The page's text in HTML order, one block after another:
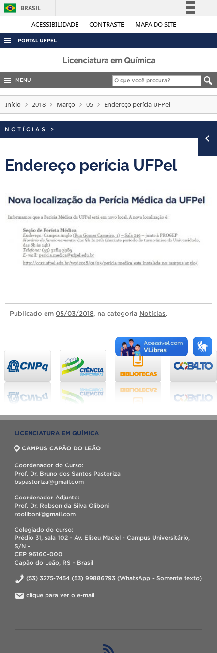
ACESSIBILIDADE CONTRASTE MAPA DO SITE
BRASIL
Simplifique!
Legislação
Canais
PORTAL UFPEL
ACESSO À INFORMAÇÃO
AUDITORIA
CONCURSOS
INTERNACIONAL
Licenciatura em Química
MENU
Início 2018 Março 05 Endereço perícia UFPel
NOTÍCIAS >
Endereço perícia UFPel
Publicado em 05/03/2018, na categoria Notícias.
LICENCIATURA EM QUÍMICA
CAMPUS CAPÃO DO LEÃO
Coordenador do Curso:
Prof. Dr. Bruno dos Santos Pastoriza
bspastoriza@gmail.com
Coordenador Adjunto:
Prof. Dr. Robson da Silva Oliboni
rooliboni@gmail.com
Colegiado do curso:
Prédio 31, sala 102 - Av. Eliseu Maciel - Campus Universitário,
S/N -
CEP 96160-000
Capão do Leão, RS - Brasil
(53) 3275-7454 (53) 99886793 (WhatsApp - Somente texto)
clique para ver o e-mail